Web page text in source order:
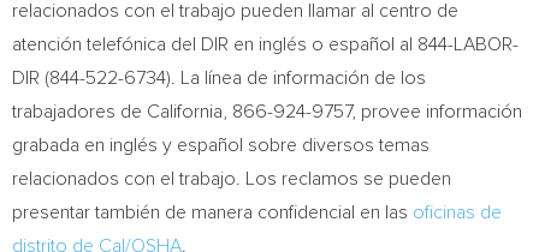
relacionados con el trabajo pueden llamar al centro de
atención telefónica del DIR en inglés o español al 844-LABOR-
DIR (844-522-6734). La línea de información de los
trabajadores de California , 866-924-9757, provee información
grabada en inglés y español sobre diversos temas
relacionados con el trabajo. Los reclamos se pueden
presentar también de manera confidencial en las oficinas de
distrito de Cal/OSHA